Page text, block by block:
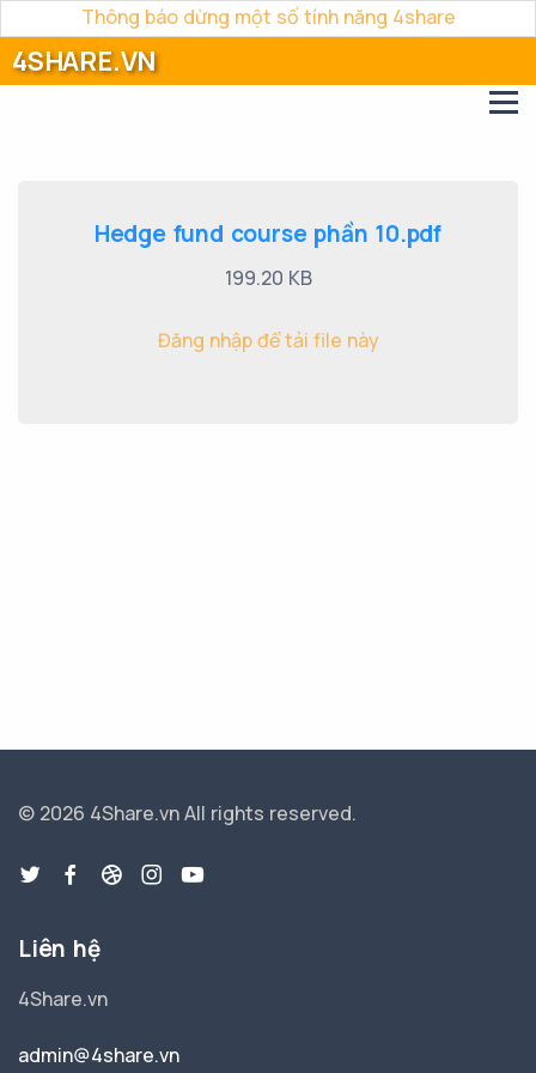
Thông báo dừng một số tính năng 4share
4SHARE.VN
Hedge fund course phần 10.pdf
199.20 KB
Đăng nhập để tải file này
© 2026 4Share.vnAll rights reserved.
Liên hệ
4Share.vn
admin@4share.vn